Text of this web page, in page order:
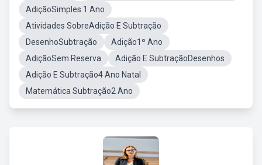
AdiçãoSimples 1 Ano
Atividades SobreAdição E Subtração
DesenhoSubtração
Adição1º Ano
AdiçãoSem Reserva
Adição E SubtraçãoDesenhos
Adição E Subtração4 Ano Natal
Matemática Subtração2 Ano